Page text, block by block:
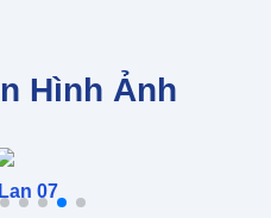
Hình Ảnh
07